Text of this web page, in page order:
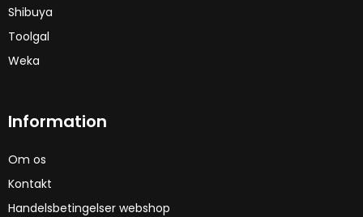
Shibuya
Toolgal
Weka
Information
Om os
Kontakt
Handelsbetingelser webshop